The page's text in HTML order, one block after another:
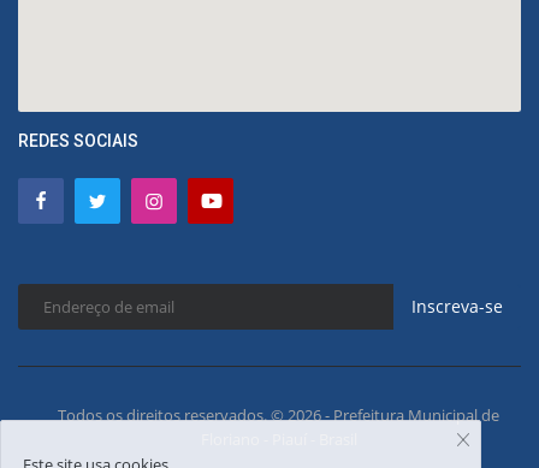
REDES SOCIAIS
Inscreva-se
Todos os direitos reservados. © 2026 - Prefeitura Municipal de